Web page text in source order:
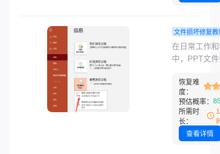
文件损坏修复教
ppt损坏了
复？10种高
在日常工作
中，PPT文
体，其完整
访问性至关
然而，由于
闭程序、存
故障、病毒
恢复难
度：
预估概率：
所需时
长：
查看详情